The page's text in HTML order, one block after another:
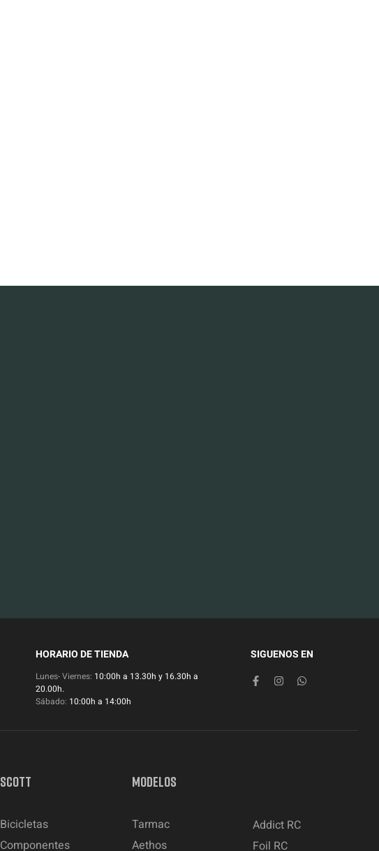
HORARIO DE TIENDA
Lunes- Viernes: 10:00h a 13.30h y 16.30h a
20.00h.
Sábado: 10:00h a 14:00h
SIGUENOS EN
SCOTT
Bicicletas
Componentes
MODELOS
Tarmac
Aethos
Addict RC
Foil RC